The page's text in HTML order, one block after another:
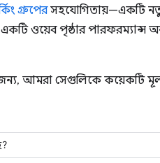
গ্রুপেরসহযোগিতায়—একটি
একটি ওয়েব পৃষ্ঠার পারফরম্যান্স
জন্য, আমরা সেগুলিকে কয়েকটি মূল